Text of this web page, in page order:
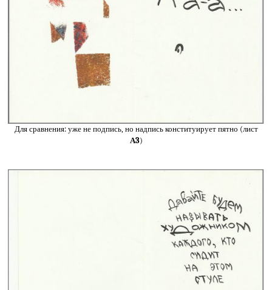
Для сравнения: уже не подпись, но надпись конституирует пятно (лист
А3)